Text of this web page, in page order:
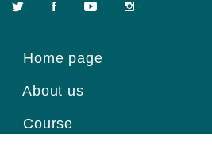
Home page
About us
Course